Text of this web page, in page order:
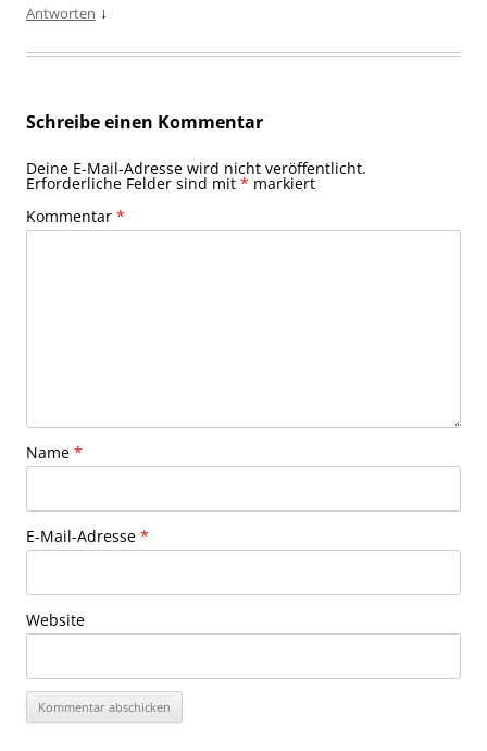
Antworten ↓
Schreibe einen Kommentar
Deine E-Mail-Adresse wird nicht veröffentlicht.
Erforderliche Felder sind mit * markiert
Kommentar *
Name *
E-Mail-Adresse *
Website